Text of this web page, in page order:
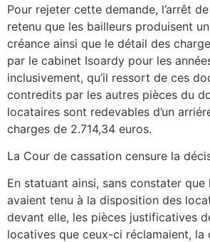
Pour rejeter cette demande, l’arrêt
retenu que les bailleurs produisent
créance ainsi que le détail des
par le cabinet Isoardy pour les
inclusivement, qu’il ressort de ces
contredits par les autres pièces du
locataires sont redevables d’un
charges de 2.714,34 euros.
La Cour de cassation censure la
En statuant ainsi, sans constater que
avaient tenu à la disposition des
devant elle, les pièces justificatives
locatives que ceux-ci réclamaient, la